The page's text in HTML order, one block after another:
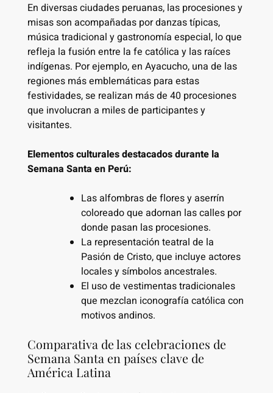
En diversas ciudades peruanas, las procesiones y
misas son acompañadas por danzas típicas,
música tradicional y gastronomía especial, lo que
refleja la fusión entre la fe católica y las raíces
indígenas. Por ejemplo, en Ayacucho, una de las
regiones más emblemáticas para estas
festividades, se realizan más de 40 procesiones
que involucran a miles de participantes y
visitantes.
Elementos culturales destacados durante la
Semana Santa en Perú:
Las alfombras de flores y aserrín
coloreado que adornan las calles por
donde pasan las procesiones.
La representación teatral de la
Pasión de Cristo, que incluye actores
locales y símbolos ancestrales.
El uso de vestimentas tradicionales
que mezclan iconografía católica con
motivos andinos.
Comparativa de las celebraciones de
Semana Santa en países clave de
América Latina